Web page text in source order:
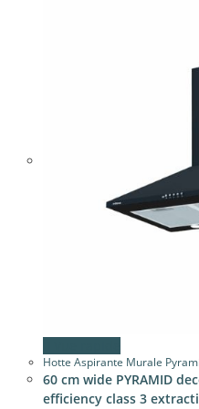
Hotte Aspirante Murale
60 cm wide PYRAMID
efficiency class 3